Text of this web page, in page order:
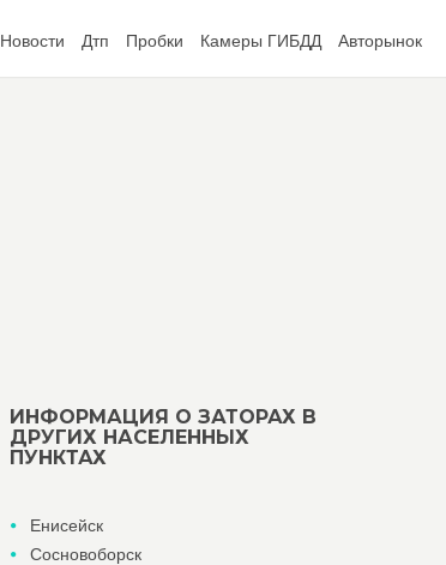
Новости Дтп Пробки Камеры ГИБДД Авторынок
ИНФОРМАЦИЯ О ЗАТОРАХ В
ДРУГИХ НАСЕЛЕННЫХ
ПУНКТАХ
Енисейск
Сосновоборск